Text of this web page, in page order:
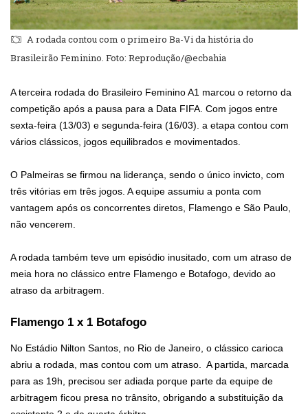
A rodada contou com o primeiro Ba-Vi da história do
Brasileirão Feminino. Foto: Reprodução/@ecbahia
A terceira rodada do Brasileiro Feminino A1 marcou o retorno da
competição após a pausa para a Data FIFA. Com jogos entre
sexta-feira (13/03) e segunda-feira (16/03). a etapa contou com
vários clássicos, jogos equilibrados e movimentados.
O Palmeiras se firmou na liderança, sendo o único invicto, com
três vitórias em três jogos. A equipe assumiu a ponta com
vantagem após os concorrentes diretos, Flamengo e São Paulo,
não vencerem.
A rodada também teve um episódio inusitado, com um atraso de
meia hora no clássico entre Flamengo e Botafogo, devido ao
atraso da arbitragem.
Flamengo 1 x 1 Botafogo
No Estádio Nilton Santos, no Rio de Janeiro, o clássico carioca
abriu a rodada, mas contou com um atraso. A partida, marcada
para as 19h, precisou ser adiada porque parte da equipe de
arbitragem ficou presa no trânsito, obrigando a substituição da